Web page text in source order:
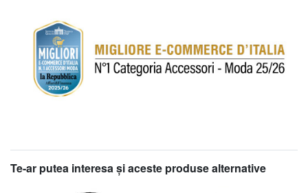
Te-ar putea interesa şi aceste produse alternative